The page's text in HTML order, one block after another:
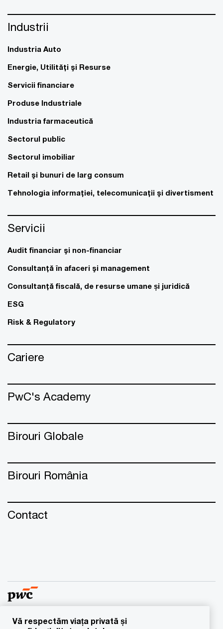
Industrii
Industria Auto
Energie, Utilităţi şi Resurse
Servicii financiare
Produse Industriale
Industria farmaceutică
Sectorul public
Sectorul imobiliar
Retail şi bunuri de larg consum
Tehnologia informaţiei, telecomunicaţii şi divertisment
Servicii
Audit financiar şi non-financiar
Consultanţă în afaceri şi management
Consultanţă fiscală, de resurse umane și juridică
ESG
Risk & Regulatory
Cariere
PwC's Academy
Birouri Globale
Birouri România
Contact
Vă respectăm viața privată și